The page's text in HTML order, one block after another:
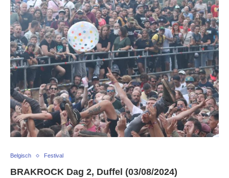
Belgisch Festival
BRAKROCK Dag 2, Duffel (03/08/2024)